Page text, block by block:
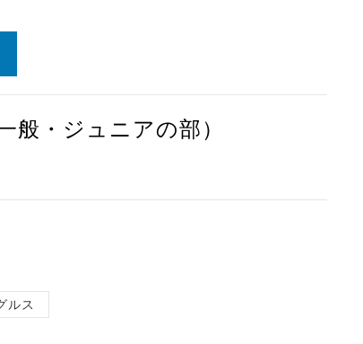
般・ジュニアの部）
ルス